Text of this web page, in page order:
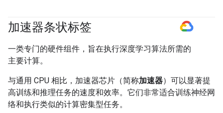
加速器条状标签 #GoogleCloud
一类专门的硬件组件，旨在执行深度学习算法所需的
主要计算。
与通用 CPU 相比，加速器芯片（简称加速器）可以显著提
高训练和推理任务的速度和效率。它们非常适合训练神经网
络和执行类似的计算密集型任务。